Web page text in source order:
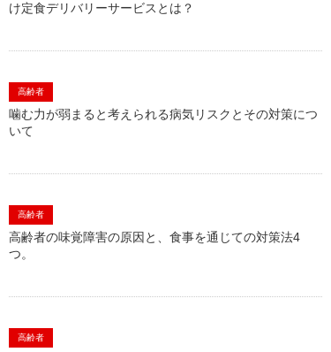
け定食デリバリーサービスとは？
高齢者
噛む力が弱まると考えられる病気リスクとその対策につ
いて
高齢者
高齢者の味覚障害の原因と、食事を通じての対策法4
つ。
高齢者